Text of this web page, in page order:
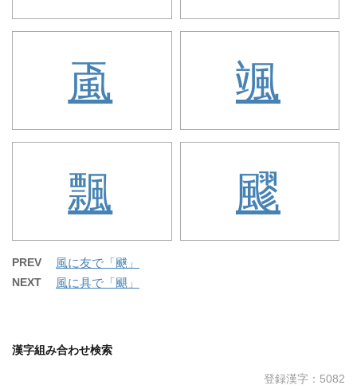
颪 颯
飄 飂
PREV 風に友で「颰」
NEXT 風に具で「颶」
漢字組み合わせ検索
登録漢字：5082